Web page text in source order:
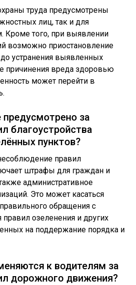
труда предусмотрены
лиц, так и для
Кроме того, при выявлении
возможно приостановление
устранения выявленных
причинения вреда здоровью
может перейти в
предусмотрено за
благоустройства
пунктов?
правил
штрафы для граждан и
административное
Это может касаться
обращения с
озеленения и других
на поддержание порядка и
к водителям за
дорожного движения?